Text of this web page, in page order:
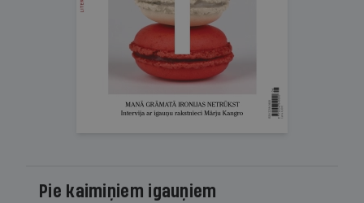
Pie kaimiņiem igauņiem